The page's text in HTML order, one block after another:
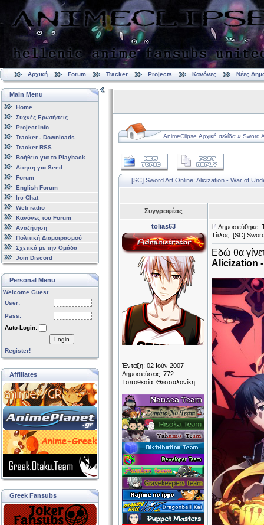
Αρχική Forum Tracker Projects Κανόνες Νέες
Main Menu
Home
Συχνές Ερωτήσεις
Project Info
Tracker - Downloads
Tracker RSS
Βοήθεια για το Playback
Αίτηση για Seed
Forum
English Forum
Irc Chat
Web radio
Κανόνες του Forum
Αναζήτηση
Πολιτική Διαμοιρασμού
Σχετικά με την Ομάδα
Join Discord
Personal Menu
Welcome Guest
User:
Pass:
Auto-Login:
Login
Register!
Affiliates
Greek Fansubs
AnimeClipse Αρχική σελίδα » Sword
[SC] Sword Art Online: Alicization - War of
Συγγραφέας
tolias63
Ένταξη: 02 Ιούν 2007
Δημοσιεύσεις: 772
Τοποθεσία: Θεσσαλονίκη
Δημοσιεύθηκε:
Τίτλος: [SC]
Εδώ θα
Alicization